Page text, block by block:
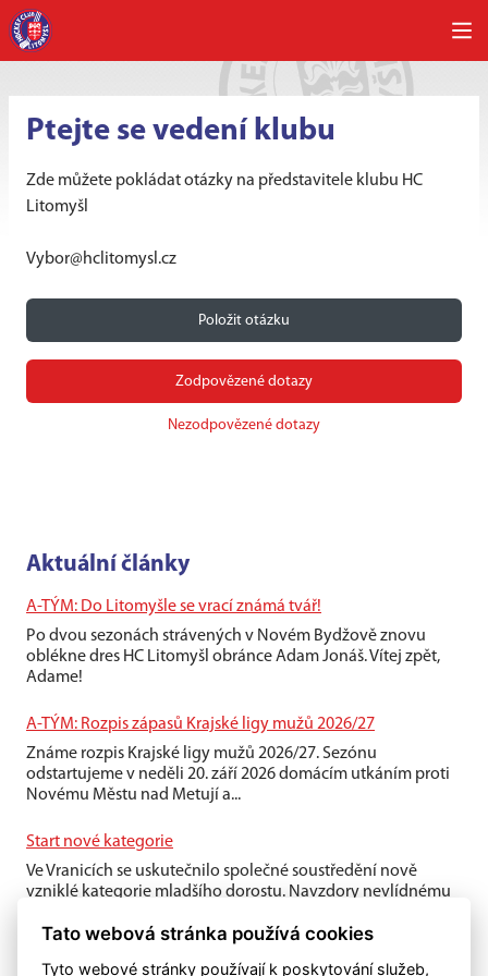
Ptejte se vedení klubu
Zde můžete pokládat otázky na představitele klubu HC
Litomyšl
Vybor@hclitomysl.cz
Položit otázku
Zodpovězené dotazy
Nezodpovězené dotazy
Aktuální články
A-TÝM: Do Litomyšle se vrací známá tvář!
Po dvou sezonách strávených v Novém Bydžově znovu
oblékne dres HC Litomyšl obránce Adam Jonáš. Vítej zpět,
Adame!
A-TÝM: Rozpis zápasů Krajské ligy mužů 2026/27
Známe rozpis Krajské ligy mužů 2026/27. Sezónu
odstartujeme v neděli 20. září 2026 domácím utkáním proti
Novému Městu nad Metují a...
Start nové kategorie
Ve Vranicích se uskutečnilo společné soustředění nově
vzniklé kategorie mladšího dorostu. Navzdory nevlídnému
Tato webová stránka používá cookies
Tyto webové stránky používají k poskytování služeb,